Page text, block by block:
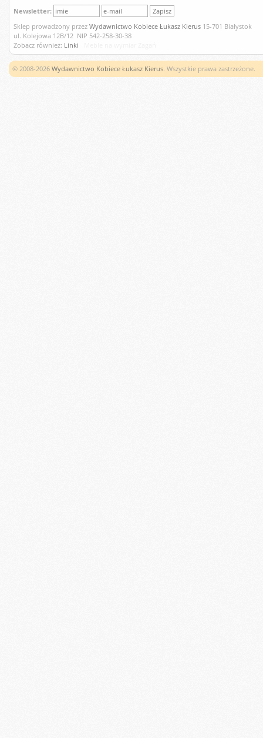
Newsletter:
Sklep prowadzony przez Wydawnictwo Kobiece Łukasz Kierus 15-701 Białystok
ul. Kolejowa 12B/12 NIP 542-258-30-38
Zobacz również: Linki
© 2008-2026 Wydawnictwo Kobiece Łukasz Kierus. Wszystkie prawa zastrzeżone.